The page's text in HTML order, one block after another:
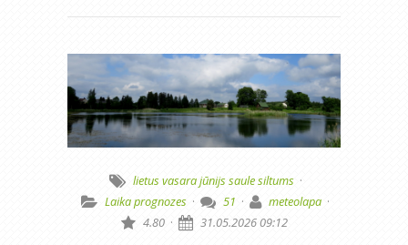
lietus vasarajūnijs saulesiltums ·
Laika prognozes · 51 · meteolapa ·
4.80 · 31.05.2026 09:12